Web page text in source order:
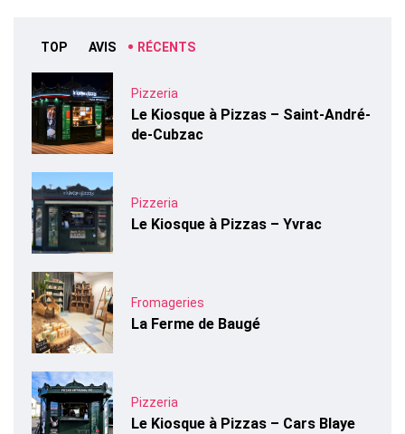
TOP AVIS RÉCENTS
Pizzeria
Le Kiosque à Pizzas – Saint-André-
de-Cubzac
Pizzeria
Le Kiosque à Pizzas – Yvrac
Fromageries
La Ferme de Baugé
Pizzeria
Le Kiosque à Pizzas – Cars Blaye